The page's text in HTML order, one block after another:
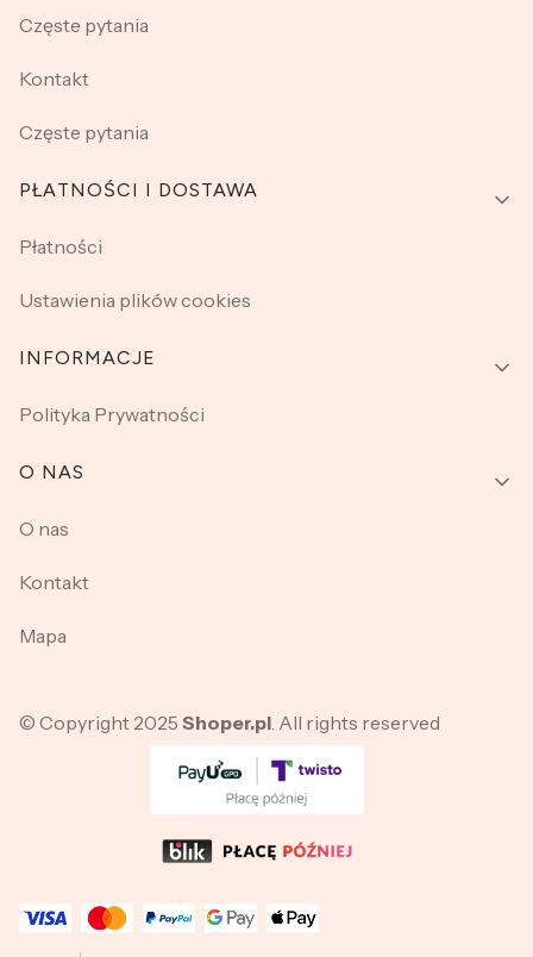
Częste pytania
Kontakt
Częste pytania
PŁATNOŚCI I DOSTAWA
Płatności
Ustawienia plików cookies
INFORMACJE
Polityka Prywatności
O NAS
O nas
Kontakt
Mapa
© Copyright 2025 Shoper.pl. All rights reserved